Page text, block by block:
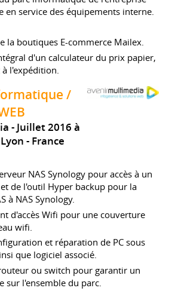
en service des équipements interne.
la boutiques E-commerce Mailex.
d'un calculateur du prix papier,
l'expédition.
/
Juillet 2016 à
Lyon France
NAS Synology pour accès à un
de l'outil Hyper backup pour la
à NAS Synology.
d'accès Wifi pour une couverture
wifi.
et réparation de PC sous
que logiciel associé.
ou switch pour garantir un
sur l'ensemble du parc.